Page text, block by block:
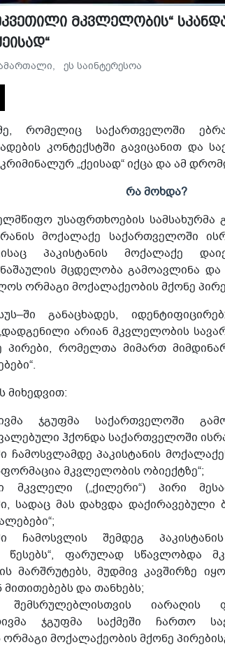
მკვლელობის“
ეს საინტერესოა
რომელიც საქართველოში
კონტექსტში გავიცანით და
„ქეისად“ იქცა და ამ
რა მოხდა?
უსაფრთხოების
მოქალაქე საქართველოში
პაკისტანის მოქალაქე
მცდელობა გამოავლინა და
ორმაგი მოქალაქეობის მქონე
განაცხადეს,
არიან მკვლელობის
პირები, რომელთა მიმართ
მიხედვით:
ჯგუფმა საქართველოში
ჰქონდა საქართველოში
ჩამოსვლამდე პაკისტანის
მკვლელობის ობიექტზე“;
მკვლელი („ქილერი“) პირი
სადაც მას დახვდა დაქირავებული
ჩამოსვლის შემდეგ
წესებს“, ფარულად სწავლობდა
მარშრუტებს, მუდმივ კავშირზე
მითითებებს და თანხებს;
შემსრულებლისთვის იარაღის
ჯგუფმა საქმეში ჩართო
მოქალაქეობის მქონე